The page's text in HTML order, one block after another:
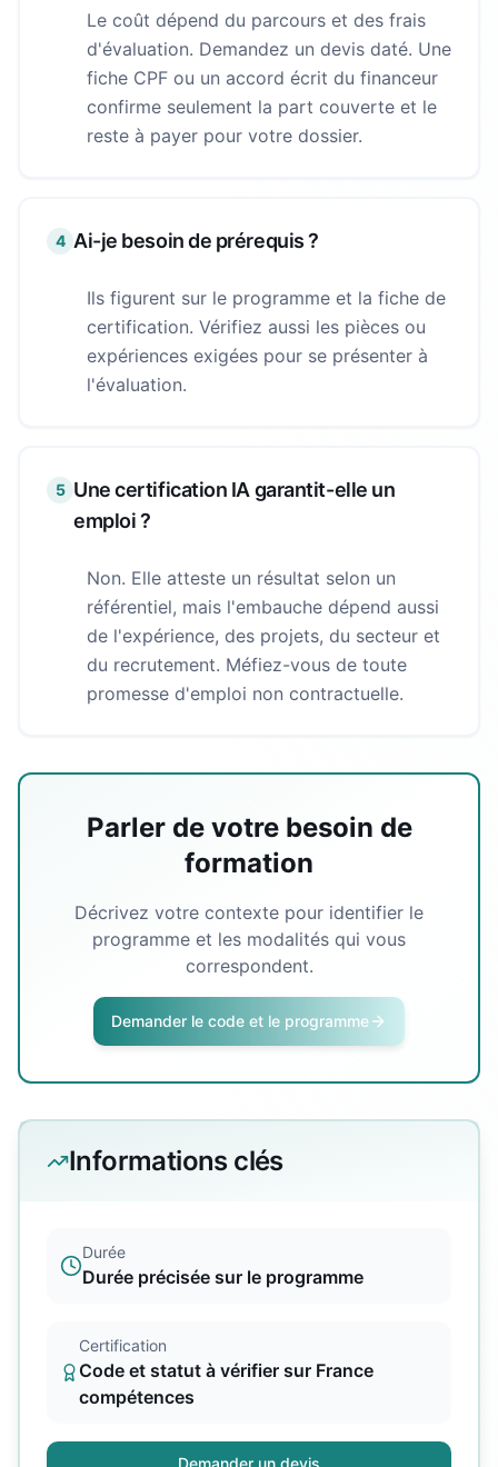
Le coût dépend du parcours et des frais
d'évaluation. Demandez un devis daté. Une
fiche CPF ou un accord écrit du financeur
confirme seulement la part couverte et le
reste à payer pour votre dossier.
4 Ai-je besoin de prérequis ?
Ils figurent sur le programme et la fiche de
certification. Vérifiez aussi les pièces ou
expériences exigées pour se présenter à
l'évaluation.
5 Une certification IA garantit-elle un
emploi ?
Non. Elle atteste un résultat selon un
référentiel, mais l'embauche dépend aussi
de l'expérience, des projets, du secteur et
du recrutement. Méfiez-vous de toute
promesse d'emploi non contractuelle.
Parler de votre besoin de
formation
Décrivez votre contexte pour identifier le
programme et les modalités qui vous
correspondent.
Demander le code et le programme
Informations clés
Durée
Durée précisée sur le programme
Certification
Code et statut à vérifier sur France
compétences
Demander un devis